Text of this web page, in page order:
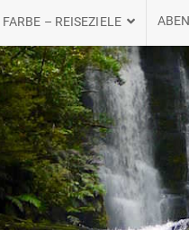
FARBE – REISEZIELE